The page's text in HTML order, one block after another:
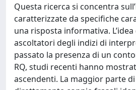
Questa ricerca si concentra
caratterizzate da specifiche
una risposta informativa.
ascoltatori degli indizi di
passato la presenza di un
RQ, studi recenti hanno
ascendenti. La maggior parte